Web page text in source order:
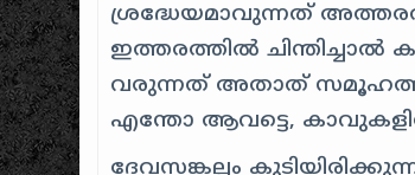
ശ്രദ്ധേയമാവുന്നത്
ഇത്തരത്തിൽ
വരുന്നത് അതാത്
എന്തോ ആവട്ടെ,
ദേവസങ്കല്പം